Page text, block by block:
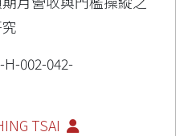
H-002-042-
TSAI